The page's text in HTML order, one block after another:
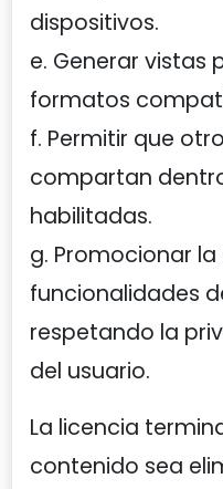
dispositivos.
e. Generar vistas
formatos
f. Permitir que
compartan
habilitadas.
g. Promocionar
funcionalidades
respetando la
del usuario.
La licencia
contenido sea